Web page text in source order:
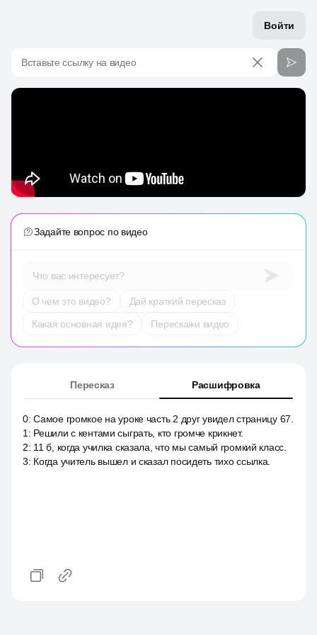
Войти
Вставьте ссылку на видео
Задайте вопрос по видео
Что вас интересует?
О чем это видео?
Дай краткий пересказ
Какая основная идея?
Перескажи видео
Пересказ Расшифровка
0:Самое громкое на уроке часть 2 друг увидел страницу 67.
1 : Решили с кентами сыграть, кто громче крикнет.
2: 11 б, когда училка сказала, что мы самый громкий класс.
3: Когда учитель вышел и сказал посидеть тихо ссылка.